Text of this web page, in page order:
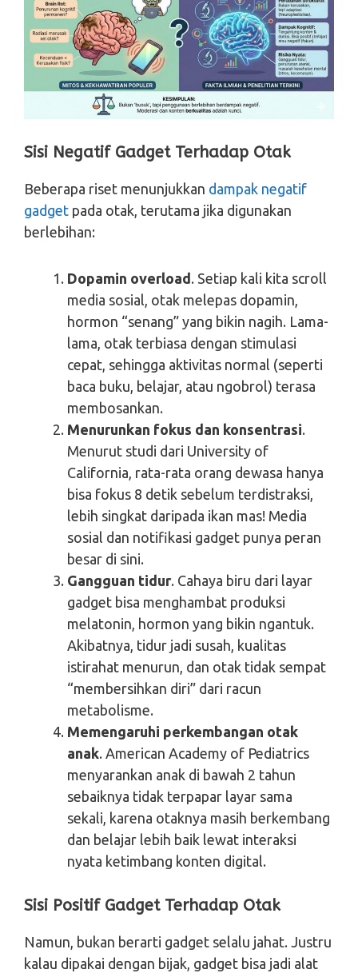
Sisi Negatif Gadget Terhadap Otak
Beberapa riset menunjukkan dampak negatif
gadget pada otak, terutama jika digunakan
berlebihan:
Dopamin overload. Setiap kali kita scroll
media sosial, otak melepas dopamin,
hormon “senang” yang bikin nagih. Lama-
lama, otak terbiasa dengan stimulasi
cepat, sehingga aktivitas normal (seperti
baca buku, belajar, atau ngobrol) terasa
membosankan.
Menurunkan fokus dan konsentrasi.
Menurut studi dari University of
California, rata-rata orang dewasa hanya
bisa fokus 8 detik sebelum terdistraksi,
lebih singkat daripada ikan mas! Media
sosial dan notifikasi gadget punya peran
besar di sini.
Gangguan tidur. Cahaya biru dari layar
gadget bisa menghambat produksi
melatonin, hormon yang bikin ngantuk.
Akibatnya, tidur jadi susah, kualitas
istirahat menurun, dan otak tidak sempat
“membersihkan diri” dari racun
metabolisme.
Memengaruhi perkembangan otak
anak. American Academy of Pediatrics
menyarankan anak di bawah 2 tahun
sebaiknya tidak terpapar layar sama
sekali, karena otaknya masih berkembang
dan belajar lebih baik lewat interaksi
nyata ketimbang konten digital.
Sisi Positif Gadget Terhadap Otak
Namun, bukan berarti gadget selalu jahat. Justru
kalau dipakai dengan bijak, gadget bisa jadi alat